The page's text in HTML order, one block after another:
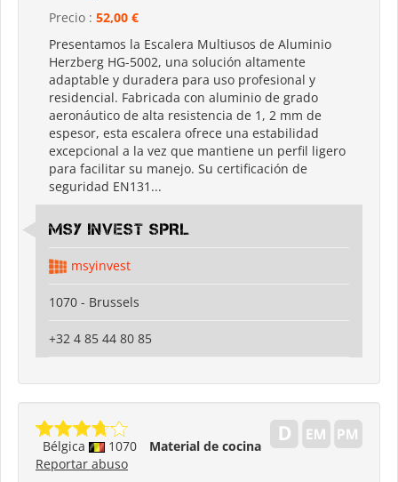
Precio : 52,00 €
Presentamos la Escalera Multiusos de Aluminio
Herzberg HG-5002, una solución altamente
adaptable y duradera para uso profesional y
residencial. Fabricada con aluminio de grado
aeronáutico de alta resistencia de 1, 2 mm de
espesor, esta escalera ofrece una estabilidad
excepcional a la vez que mantiene un perfil ligero
para facilitar su manejo. Su certificación de
seguridad EN131...
MSY INVEST SPRL
msyinvest
1070 - Brussels
+32 4 85 44 80 85
Bélgica 1070
Material de cocina
Reportar abuso